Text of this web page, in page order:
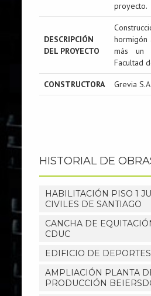
proyecto.
DESCRIPCIÓN
DEL PROYECTO
hormigón
más un
Facultad
CONSTRUCTORA Grevia S.A
HISTORIAL DE
HABILITACIÓN PISO 1
CIVILES DE SANTIAGO
CANCHA DE
CDUC
EDIFICIO DE
AMPLIACIÓN PLANTA
PRODUCCIÓN